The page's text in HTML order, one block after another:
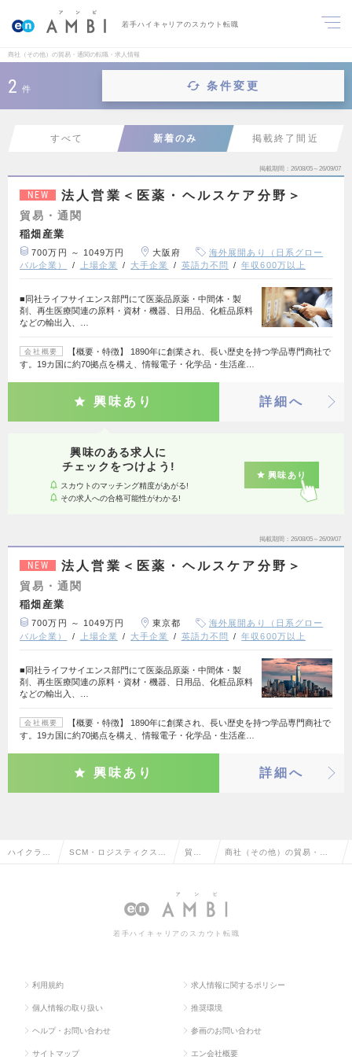
若手ハイキャリアのスカウト転職
商社（その他）の貿易・通関の転職・求人情報
2 件 条件変更
すべて 新着のみ 掲載終了間近
掲載期間 26/08/05～26/09/07
NEW 法人営業＜医薬・ヘルスケア分野＞
貿易・通関
稲畑産業
700万円 ～ 1049万円 大阪府
海外展開あり（日系グロー
バル企業）
上場企業 大手企業 英語力不問 年収600万以上
■同社ライフサイエンス部門にて医薬品原薬・中間体・製
剤、再生医療関連の原料・資材・機器、日用品、化粧品原料
などの輸出入、…
会社概要
【概要・特徴】 1890年に創業され、長い歴史を持つ学品専門商社で
す。19カ国に約70拠点を構え、情報電子・化学品・生活産…
興味あり 詳細へ
興味のある求人に
チェックをつけよう!
スカウトのマッチング精度があがる!
その求人への合格可能性がわかる!
興味あり
掲載期間 26/08/05～26/09/07
NEW 法人営業＜医薬・ヘルスケア分野＞
貿易・通関
稲畑産業
700万円 ～ 1049万円 東京都
海外展開あり（日系グロー
バル企業）
上場企業 大手企業 英語力不問 年収600万以上
■同社ライフサイエンス部門にて医薬品原薬・中間体・製
剤、再生医療関連の原料・資材・機器、日用品、化粧品原料
などの輸出入、…
会社概要
【概要・特徴】 1890年に創業され、長い歴史を持つ学品専門商社で
す。19カ国に約70拠点を構え、情報電子・化学品・生活産…
興味あり 詳細へ
ハイクラス SCM・ロジスティクス・ 貿
通関
商社（その他）の貿易・通
若手ハイキャリアのスカウト転職
利用規約 求人情報に関するポリシー
個人情報の取り扱い 推奨環境
ヘルプ・お問い合わせ 参画のお問い合わせ
サイトマップ エン会社概要